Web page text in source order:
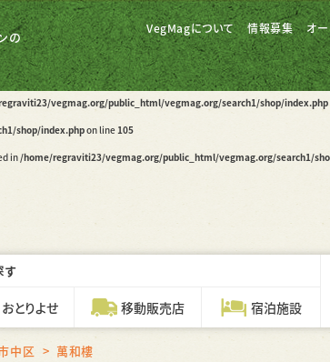
vegmag.org/public_html/vegmag.org/search1/shop/index.php
shop/index.phpon line74
failed in/home/regraviti23/vegmag.org/public_html/vegmag.org/
vegmag.org/public_html/vegmag.org/search1/shop/index.php
shop/index.phpon line105
in/home/regraviti23/vegmag.org/public_html/vegmag.org/search1/
の
VegMagについて 情報募集 オ
す
とりよせ 移動販売店 宿泊施設
中区 萬和樓